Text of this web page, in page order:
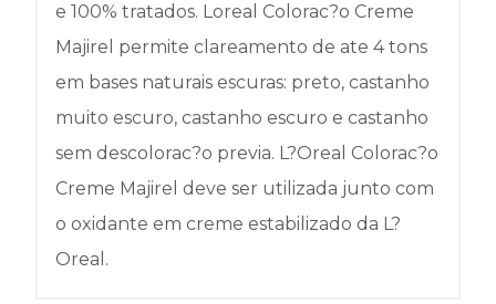
e 100% tratados. Loreal Colorac?o Creme
Majirel permite clareamento de ate 4 tons
em bases naturais escuras: preto, castanho
muito escuro, castanho escuro e castanho
sem descolorac?o previa. L?Oreal Colorac?o
Creme Majirel deve ser utilizada junto com
o oxidante em creme estabilizado da L?
Oreal.